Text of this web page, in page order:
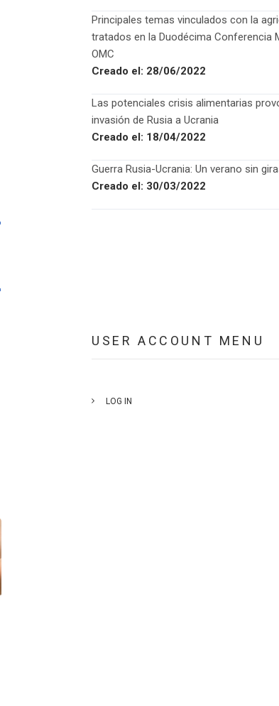
Principales temas vinculados con la
tratados en la Duodécima Conferencia
OMC
Creado el: 28/06/2022
Las potenciales crisis alimentarias
invasión de Rusia a Ucrania
Creado el: 18/04/2022
Guerra Rusia-Ucrania: Un verano sin
Creado el: 30/03/2022
USER ACCOUNT MENU
LOG IN